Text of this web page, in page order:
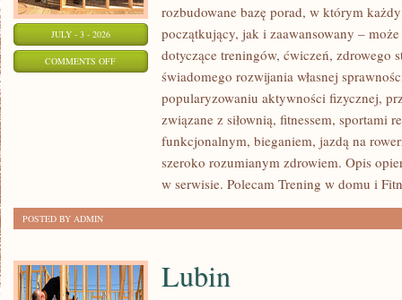
JULY - 3 - 2026
COMMENTS OFFON
rozbudowane bazę porad, w którym
początkujący, jak i zaawansowany –
dotyczące treningów, ćwiczeń, zdrowego
świadomego rozwijania własnej
popularyzowaniu aktywności fizycznej,
związane z siłownią, fitnessem, sportami
funkcjonalnym, bieganiem, jazdą na
szeroko rozumianym zdrowiem. Opis
w serwisie. Polecam Trening w domu i
POSTED BY ADMIN
Lubin